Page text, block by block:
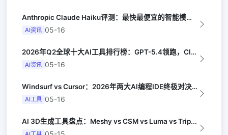
Anthropic Claude Haiku评测：最快最便宜的智能模型（Late...
AI资讯 05-16
2026年Q2全球十大AI工具排行榜：GPT-5.4领跑，Claude Opus...
AI资讯 05-16
Windsurf vs Cursor：2026年两大AI编程IDE终极对决实测（...
AI工具 05-16
AI 3D生成工具盘点：Meshy vs CSM vs Luma vs Trip...